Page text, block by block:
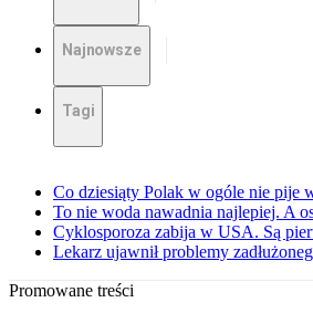
Najnowsze
Tagi
Co dziesiąty Polak w ogóle nie pije
To nie woda nawadnia najlepiej. A
Cyklosporoza zabija w USA. Są
Lekarz ujawnił problemy
Promowane treści